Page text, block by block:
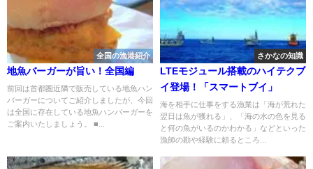
全国の漁港紹介
地魚バーガーが旨い！全国編
前回は首都圏近隣で販売している地魚ハン
バーガーについてご紹介しましたが、今回
は全国に存在している地魚ハンバーガーを
ご案内いたしましょう。 ■...
さかなの知識
LTEモジュール搭載のハイテクブ
イ登場！「スマートブイ」
海を相手に仕事をする漁業は「海が荒れた
翌日は魚が獲れる」、「海の水の色を見る
と何の魚がいるのかわかる」などといった
漁師の勘や経験に頼るところ...